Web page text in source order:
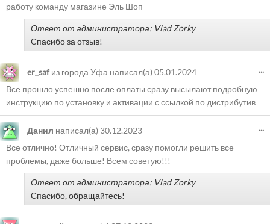
работу команду магазине Эль Шоп
Ответ от администратора: Vlad Zorky
Спасибо за отзыв!
er_saf из города Уфа написал(а) 05.01.2024
Все прошло успешно после оплаты сразу высылают подробную
инструкцию по установку и активации с ссылкой по дистрибутив
...
Данил написал(а) 30.12.2023
Все отлично! Отличный сервис, сразу помогли решить все
проблемы, даже больше! Всем советую!!!
Ответ от администратора: Vlad Zorky
Спасибо, обращайтесь!
...